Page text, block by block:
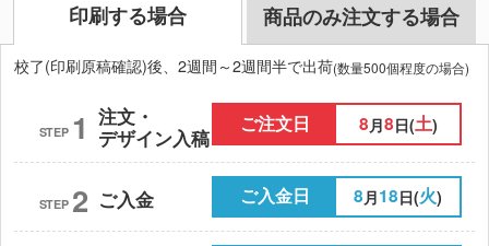
印刷する場合 商品のみ注文する場合
校了(印刷原稿確認)後、2週間～2週間半で出荷(数量500個程度の場合)
STEP 1 注文・
デザイン入稿
ご注文日 8 月8日(土)
STEP 2 ご入金 ご入金日 8 月18日(火)